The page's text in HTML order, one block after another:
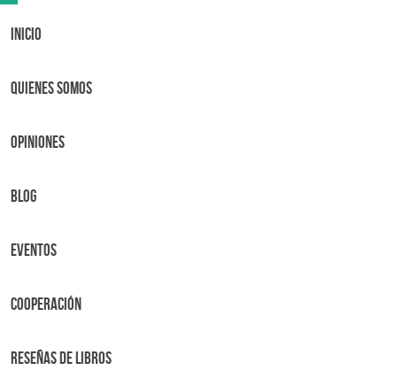
Toggle
Inicio
Quienes Somos
OPINIONES
BLOG
Eventos
Cooperación
Reseñas de libros